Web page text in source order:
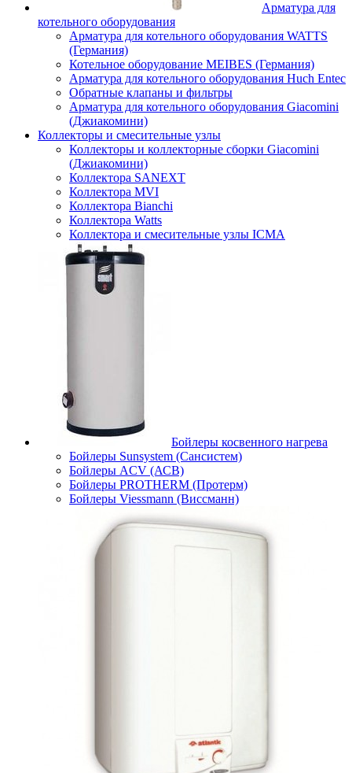
Арматура для
котельного оборудования
Арматура для котельного оборудования WATTS
(Германия)
Котельное оборудование MEIBES (Германия)
Арматура для котельного оборудования Huch Entec
Обратные клапаны и фильтры
Арматура для котельного оборудования Giacomini
(Джиакомини)
Коллекторы и смесительные узлы
Коллекторы и коллекторные сборки Giacomini
(Джиакомини)
Коллектора SANEXT
Коллектора MVI
Коллектора Bianchi
Коллектора Watts
Коллектора и смесительные узлы ICMA
Бойлеры косвенного нагрева
Бойлеры Sunsystem (Сансистем)
Бойлеры ACV (АСВ)
Бойлеры PROTHERM (Протерм)
Бойлеры Viessmann (Виссманн)